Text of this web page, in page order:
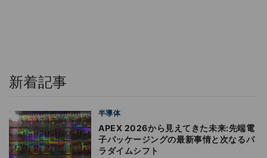
新着記事
半導体
APEX 2026から見えてきた未来:先端電
子パッケージングの最新事情と次なるパ
ラダイムシフト